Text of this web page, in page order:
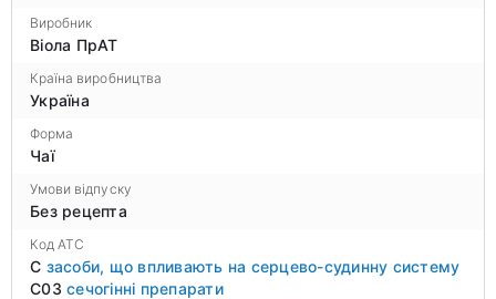
Виробник
Віола ПрАТ
Країна виробництва
Україна
Форма
Чаї
Умови відпуску
Без рецепта
Код ATC
C засоби, що впливають на серцево-судинну систему
C03 сечогінні препарати